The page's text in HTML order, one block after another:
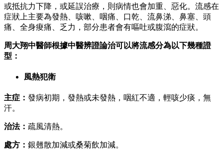
或抵抗力下降，或延誤治療，則病情也會加重、惡化。流感在
症狀上主要為發熱、咳嗽、咽痛、口乾、流鼻涕、鼻塞、頭
痛、全身痠痛、乏力，部分患者會有嘔吐或腹瀉的症狀。
周大翔中醫師根據中醫辨證論治可以將流感分為以下幾種證
型：
風熱犯衛
主症： 發病初期，發熱或未發熱，咽紅不適，輕咳少痰，無
汗。
治法： 疏風清熱。
處方： 銀翹散加減或桑菊飲加減。